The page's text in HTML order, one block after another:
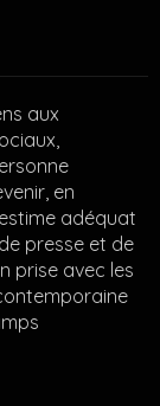
aux
en
adéquat
presse et de
prise avec les